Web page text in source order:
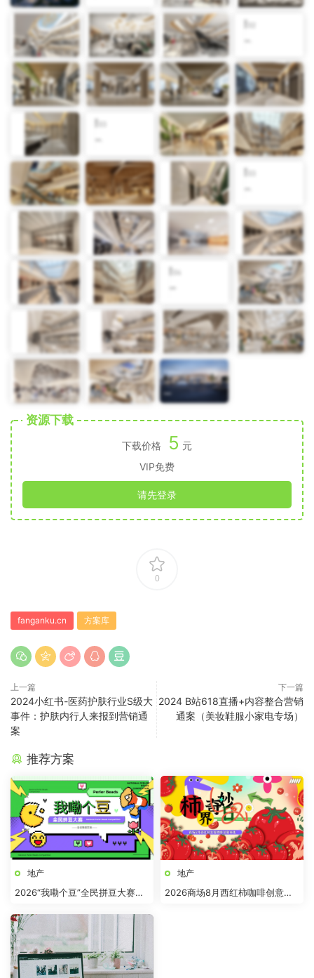
资源下载
下载价格 5 元
VIP免费
请先登录
0
fanganku.cn 方案库
上一篇
2024小红书-医药护肤行业S级大
事件：护肤内行人来报到营销通
案
下一篇
2024 B站618直播+内容整合营销
通案（美妆鞋服小家电专场）
推荐方案
地产
2026“我嘞个豆”全民拼豆大赛主
地产
2026商场8月西红柿咖啡创意市